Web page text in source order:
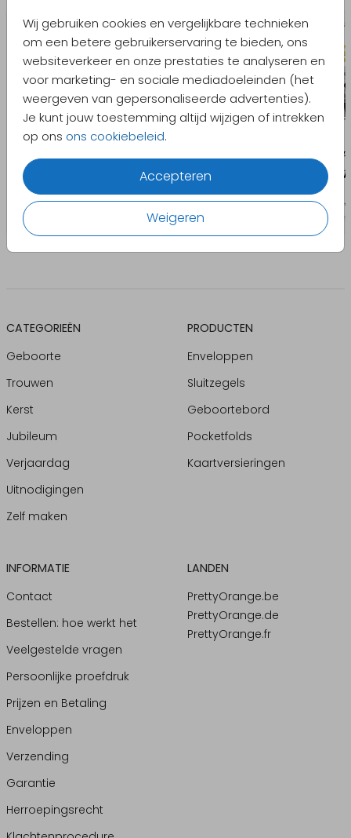
Wij gebruiken cookies en vergelijkbare technieken
om een betere gebruikerservaring te bieden, ons
websiteverkeer en onze prestaties te analyseren en
voor marketing- en sociale mediadoeleinden (het
weergeven van gepersonaliseerde advertenties).
Je kunt jouw toestemming altijd wijzigen of intrekken
op ons ons cookiebeleid.
Accepteren
Weigeren
CATEGORIEËN
Geboorte
Trouwen
Kerst
Jubileum
Verjaardag
Uitnodigingen
Zelf maken
PRODUCTEN
Enveloppen
Sluitzegels
Geboortebord
Pocketfolds
Kaartversieringen
INFORMATIE
Contact
Bestellen: hoe werkt het
Veelgestelde vragen
Persoonlijke proefdruk
Prijzen en Betaling
Enveloppen
Verzending
Garantie
Herroepingsrecht
LANDEN
PrettyOrange.be
PrettyOrange.de
PrettyOrange.fr